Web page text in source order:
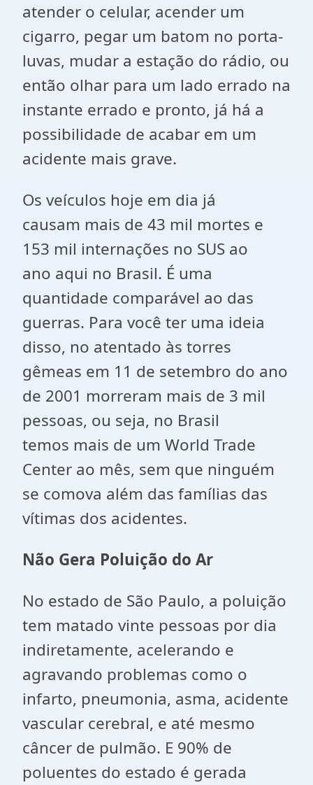
atender o celular, acender um
cigarro, pegar um batom no porta-
luvas, mudar a estação do rádio, ou
então olhar para um lado errado na
instante errado e pronto, já há a
possibilidade de acabar em um
acidente mais grave.
Os veículos hoje em dia já
causam mais de 43 mil mortes e
153 mil internações no SUS ao
ano aqui no Brasil. É uma
quantidade comparável ao das
guerras. Para você ter uma ideia
disso, no atentado às torres
gêmeas em 11 de setembro do ano
de 2001 morreram mais de 3 mil
pessoas, ou seja, no Brasil
temos mais de um World Trade
Center ao mês, sem que ninguém
se comova além das famílias das
vítimas dos acidentes.
Não Gera Poluição do Ar
No estado de São Paulo, a poluição
tem matado vinte pessoas por dia
indiretamente, acelerando e
agravando problemas como o
infarto, pneumonia, asma, acidente
vascular cerebral, e até mesmo
câncer de pulmão. E 90% de
poluentes do estado é gerada